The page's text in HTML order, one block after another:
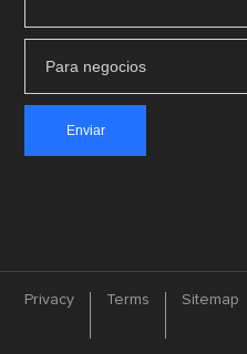
Para negocios
Privacy Terms Sitemap